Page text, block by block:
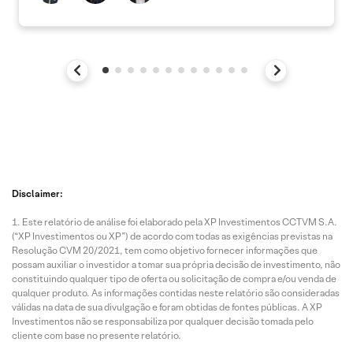
Disclaimer:
Este relatório de análise foi elaborado pela XP Investimentos CCTVM S.A.
(“XP Investimentos ou XP”) de acordo com todas as exigências previstas na
Resolução CVM 20/2021, tem como objetivo fornecer informações que
possam auxiliar o investidor a tomar sua própria decisão de investimento, não
constituindo qualquer tipo de oferta ou solicitação de compra e/ou venda de
qualquer produto. As informações contidas neste relatório são consideradas
válidas na data de sua divulgação e foram obtidas de fontes públicas. A XP
Investimentos não se responsabiliza por qualquer decisão tomada pelo
cliente com base no presente relatório.